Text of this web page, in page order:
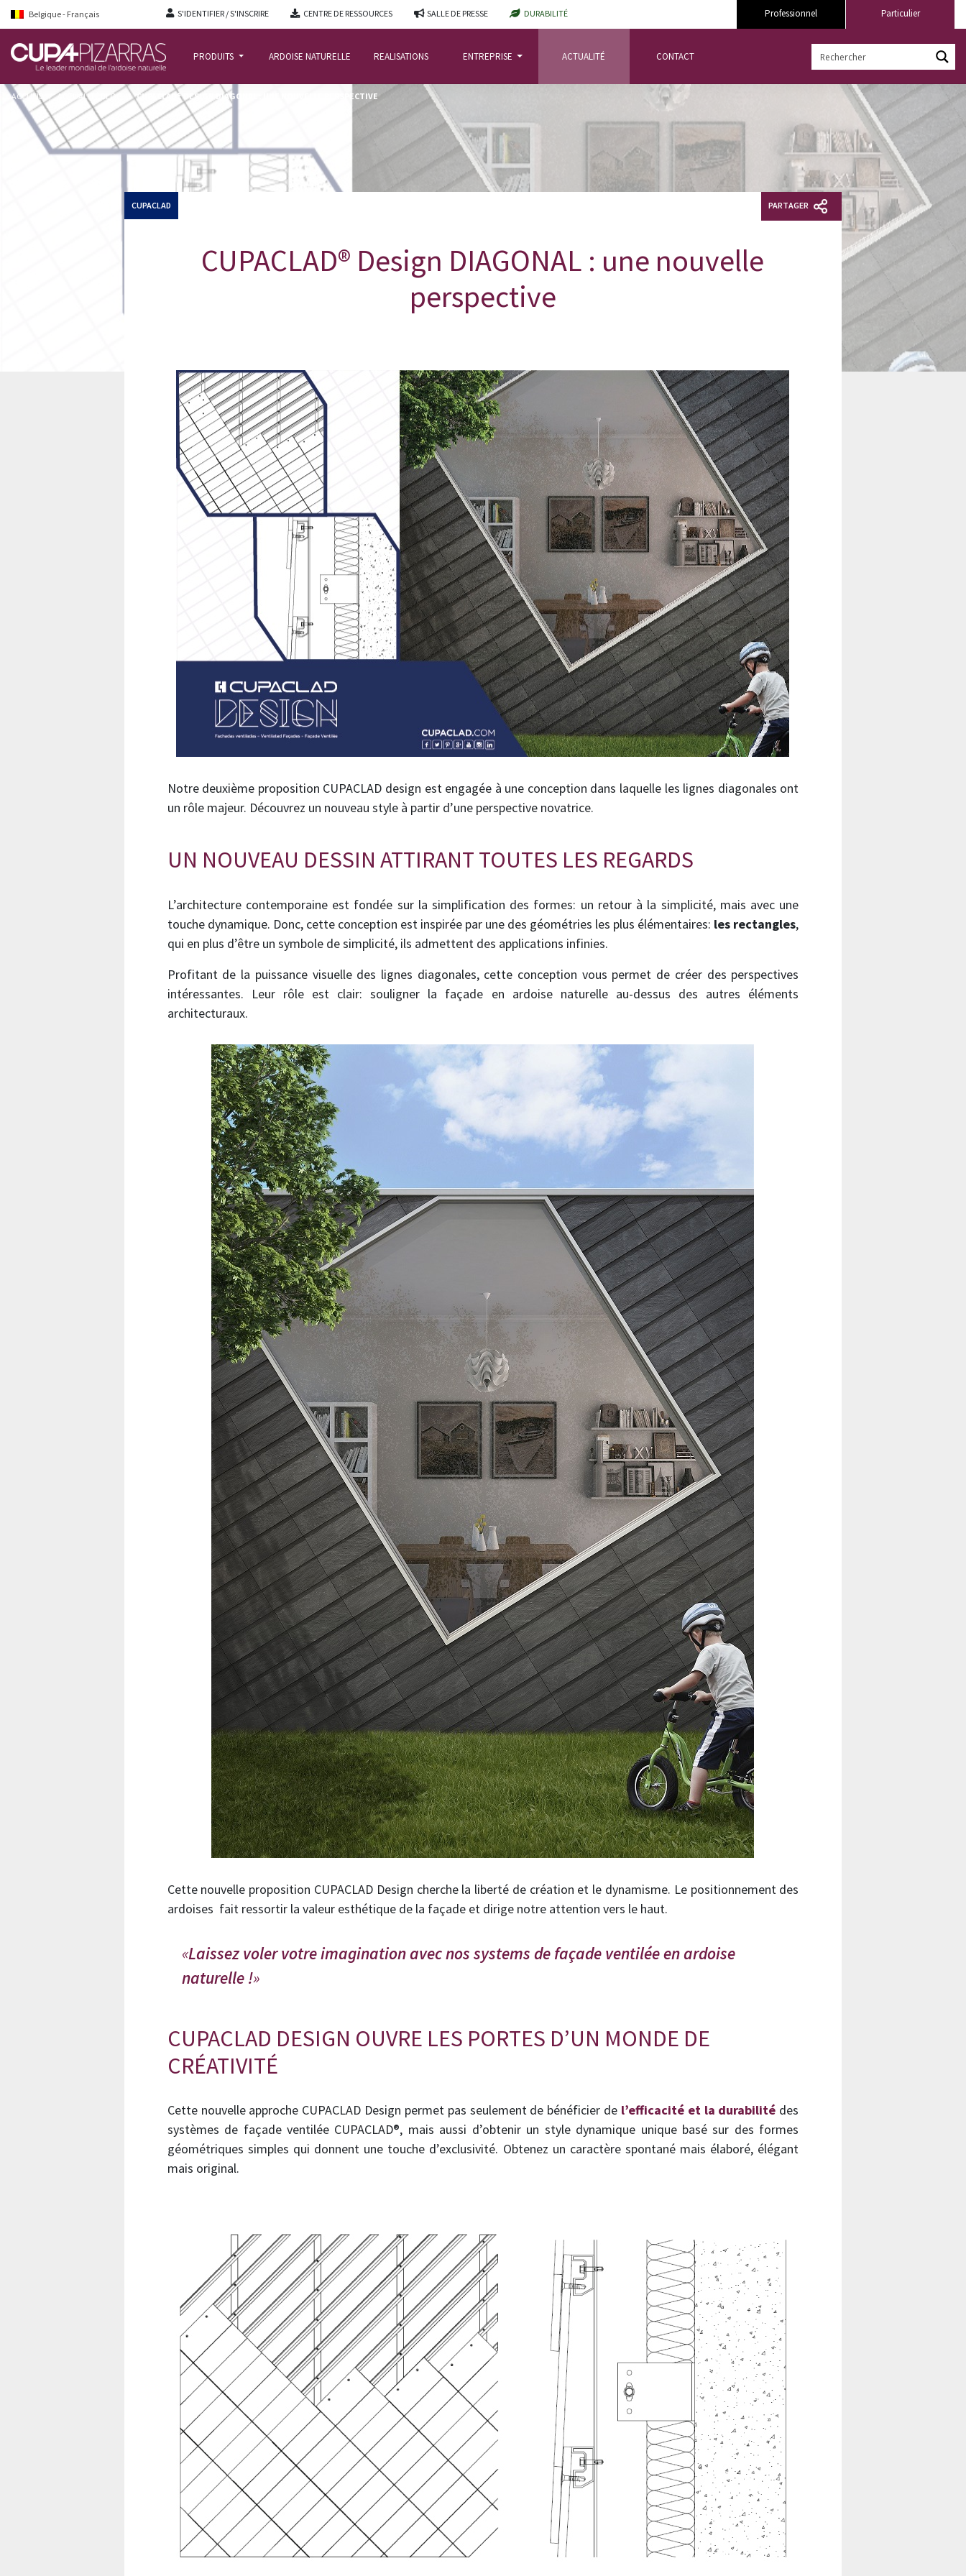
Belgique - Français S'IDENTIFIER / S'INSCRIRE CENTRE DE RESSOURCES SALLE DE PRESSE DURABILITÉ Particulier
Professionnel
PRODUITS ARDOISE NATURELLE REALISATIONS ENTREPRISE ACTUALITÉ CONTACT
ACCUEIL / ACTUALITÉ BLOG / CUPACLAD® DESIGN DIAGONAL : UNE NOUVELLE PERSPECTIVE
CUPACLAD PARTAGER
CUPACLAD® Design DIAGONAL : une nouvelle
perspective
Notre deuxième proposition CUPACLAD design est engagée à une conception dans laquelle les lignes diagonales ont
un rôle majeur. Découvrez un nouveau style à partir d’une perspective novatrice.
UN NOUVEAU DESSIN ATTIRANT TOUTES LES REGARDS
L’architecture contemporaine est fondée sur la simplification des formes: un retour à la simplicité, mais avec une
touche dynamique. Donc, cette conception est inspirée par une des géométries les plus élémentaires: les rectangles,
qui en plus d’être un symbole de simplicité, ils admettent des applications infinies.
Profitant de la puissance visuelle des lignes diagonales, cette conception vous permet de créer des perspectives
intéressantes. Leur rôle est clair: souligner la façade en ardoise naturelle au-dessus des autres éléments
architecturaux.
Cette nouvelle proposition CUPACLAD Design cherche la liberté de création et le dynamisme. Le positionnement des
ardoises fait ressortir la valeur esthétique de la façade et dirige notre attention vers le haut.
Laissez voler votre imagination avec nos systems de façade ventilée en ardoise
naturelle !
CUPACLAD DESIGN OUVRE LES PORTES D’UN MONDE DE
CRÉATIVITÉ
Cette nouvelle approche CUPACLAD Design permet pas seulement de bénéficier de l’efficacité et la durabilité des
systèmes de façade ventilée CUPACLAD®, mais aussi d’obtenir un style dynamique unique basé sur des formes
géométriques simples qui donnent une touche d’exclusivité. Obtenez un caractère spontané mais élaboré, élégant
mais original.